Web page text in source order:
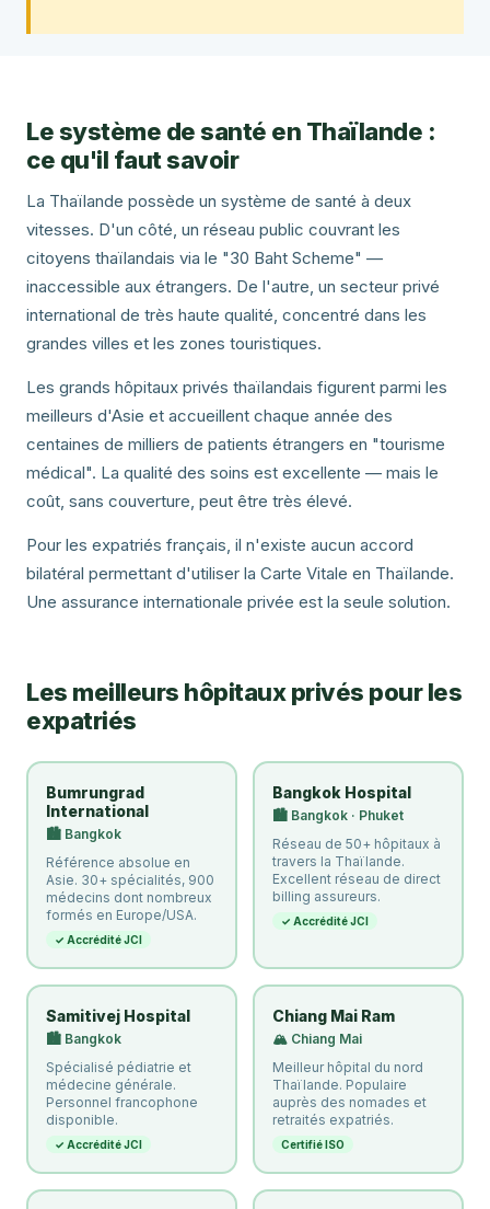
Le système de santé en Thaïlande :
ce qu'il faut savoir
La Thaïlande possède un système de santé à deux
vitesses. D'un côté, un réseau public couvrant les
citoyens thaïlandais via le "30 Baht Scheme" —
inaccessible aux étrangers. De l'autre, un secteur privé
international de très haute qualité, concentré dans les
grandes villes et les zones touristiques.
Les grands hôpitaux privés thaïlandais figurent parmi les
meilleurs d'Asie et accueillent chaque année des
centaines de milliers de patients étrangers en "tourisme
médical". La qualité des soins est excellente — mais le
coût, sans couverture, peut être très élevé.
Pour les expatriés français, il n'existe aucun accord
bilatéral permettant d'utiliser la Carte Vitale en Thaïlande.
Une assurance internationale privée est la seule solution.
Les meilleurs hôpitaux privés pour les
expatriés
Bumrungrad
International
🏙️ Bangkok
Référence absolue en
Asie. 30+ spécialités, 900
médecins dont nombreux
formés en Europe/USA.
✓ Accrédité JCI
Bangkok Hospital
🏙️ Bangkok · Phuket
Réseau de 50+ hôpitaux à
travers la Thaïlande.
Excellent réseau de direct
billing assureurs.
✓ Accrédité JCI
Samitivej Hospital
🏙️ Bangkok
Spécialisé pédiatrie et
médecine générale.
Personnel francophone
disponible.
✓ Accrédité JCI
Chiang Mai Ram
🏔️ Chiang Mai
Meilleur hôpital du nord
Thaïlande. Populaire
auprès des nomades et
retraités expatriés.
Certifié ISO